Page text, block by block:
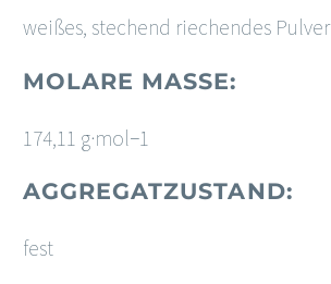
weißes, stechend riechendes Pulver
MOLARE MASSE:
174,11 g·mol−1
AGGREGATZUSTAND:
fest